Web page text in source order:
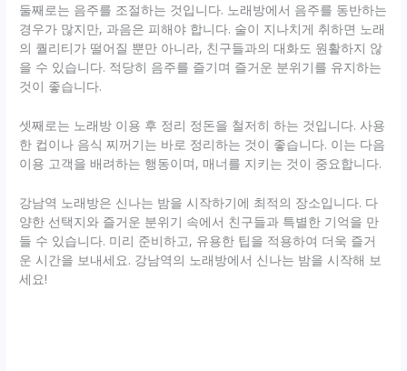
둘째로는 음주를 조절하는 것입니다. 노래방에서 음주를 동반하는
경우가 많지만, 과음은 피해야 합니다. 술이 지나치게 취하면 노래
의 퀄리티가 떨어질 뿐만 아니라, 친구들과의 대화도 원활하지 않
을 수 있습니다. 적당히 음주를 즐기며 즐거운 분위기를 유지하는
것이 좋습니다.
셋째로는 노래방 이용 후 정리 정돈을 철저히 하는 것입니다. 사용
한 컵이나 음식 찌꺼기는 바로 정리하는 것이 좋습니다. 이는 다음
이용 고객을 배려하는 행동이며, 매너를 지키는 것이 중요합니다.
강남역 노래방은 신나는 밤을 시작하기에 최적의 장소입니다. 다
양한 선택지와 즐거운 분위기 속에서 친구들과 특별한 기억을 만
들 수 있습니다. 미리 준비하고, 유용한 팁을 적용하여 더욱 즐거
운 시간을 보내세요. 강남역의 노래방에서 신나는 밤을 시작해 보
세요!